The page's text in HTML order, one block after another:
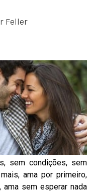
Feller
sem condições, sem
ama por primeiro,
sem esperar nada